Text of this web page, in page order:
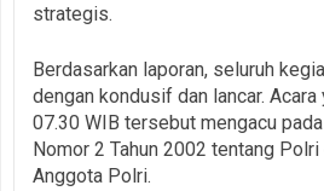
strategis.
Berdasarkan laporan, seluruh
dengan kondusif dan lancar.
07.30 WIB tersebut mengacu
Nomor 2 Tahun 2002 tentang
Anggota Polri.